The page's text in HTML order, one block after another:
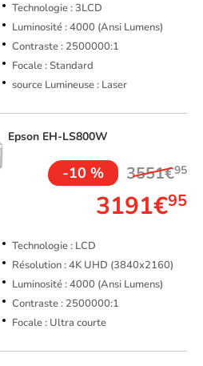
Technologie : 3LCD
Luminosité : 4000 (Ansi Lumens)
Contraste : 2500000:1
Focale : Standard
source Lumineuse : Laser
Epson EH-LS800W
-10 % 3551€95
3191€95
Technologie : LCD
Résolution : 4K UHD (3840x2160)
Luminosité : 4000 (Ansi Lumens)
Contraste : 2500000:1
Focale : Ultra courte